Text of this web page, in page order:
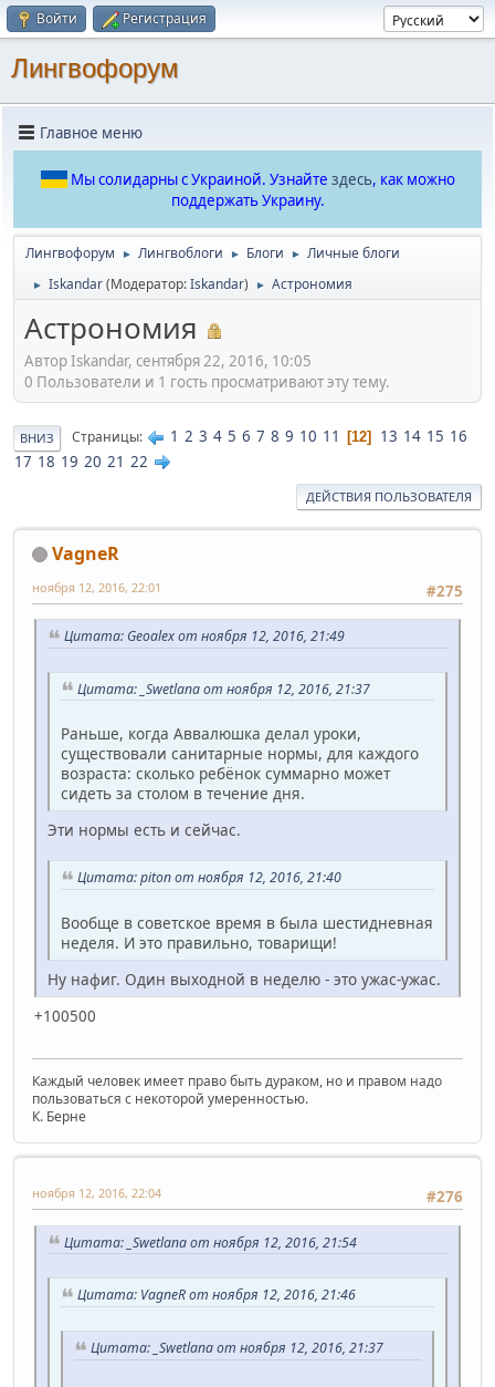
Войти Регистрация
Лингвофорум
Главное меню
Мы солидарны с Украиной. Узнайте здесь, как можно
поддержать Украину.
Лингвофорум ► Лингвоблоги ► Блоги ► Личные блоги
► Iskandar(Модератор:Iskandar) ► Астрономия
Астрономия
Автор Iskandar, сентября 22, 2016, 10:05
0 Пользователи и 1 гость просматривают эту тему.
ВНИЗ Страницы 1 2 3 4 5 6 7 8 9 10 11 12 13 14 15 16
17 18 19 20 21 22
ДЕЙСТВИЯ ПОЛЬЗОВАТЕЛЯ
VagneR
#275
ноября 12, 2016, 22:01
Цитата: Geoalex от ноября 12, 2016, 21:49
Цитата: _Swetlana от ноября 12, 2016, 21:37
Раньше, когда Аввалюшка делал уроки,
существовали санитарные нормы, для каждого
возраста: сколько ребёнок суммарно может
сидеть за столом в течение дня.
Эти нормы есть и сейчас.
Цитата: piton от ноября 12, 2016, 21:40
Вообще в советское время в была шестидневная
неделя. И это правильно, товарищи!
Ну нафиг. Один выходной в неделю - это ужас-ужас.
+100500
Каждый человек имеет право быть дураком, но и правом надо
пользоваться с некоторой умеренностью.
К. Берне
#276
ноября 12, 2016, 22:04
Цитата: _Swetlana от ноября 12, 2016, 21:54
Цитата: VagneR от ноября 12, 2016, 21:46
Цитата: _Swetlana от ноября 12, 2016, 21:37